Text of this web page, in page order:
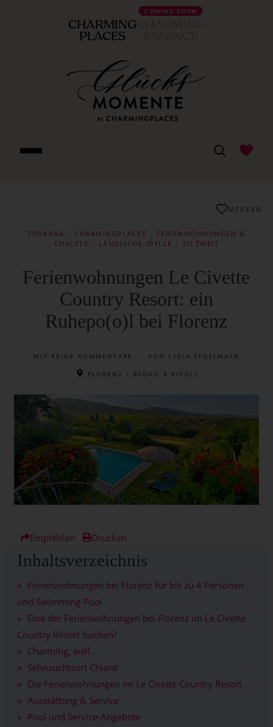
CHARMING
PLACES
COMING SOON
TOSKANA CHARMINGPLACES
FERIENWOHNUNGEN &
CHALETS
LÄNDLICHE IDYLLE |ZU ZWEIT
Ferienwohnungen Le Civette
Country Resort: ein
Ruhepo(o)l bei Florenz
MIT KEINE KOMMENTARE VON LYDIA STÖFLMAYR
FLORENZ / BAGNO A RIPOLI
MERKEN
Empfehlen Drucken
Inhaltsverzeichnis
Ferienwohnungen bei Florenz für bis zu 4 Personen
und Swimming-Pool
Eine der Ferienwohnungen bei Florenz im Le Civette
Country Resort buchen?
Charming, weil..
Sehnsuchtsort Chianti
Die Ferienwohnungen im Le Civette Country Resort
Ausstattung & Service
Pool und Service-Angebote